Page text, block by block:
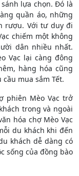
lựa chọn. Đó là
quần áo, những
rượu. Với tư duy đi
chiếm một không
dân nhiều nhất.
Vạc lại càng đông
hàng hóa cũng
mua sắm Tết.
phiên Mèo Vạc trở
trong và ngoài
hóa chợ Mèo Vạc
du khách khi đến
khách dễ dàng có
sống của đồng bào